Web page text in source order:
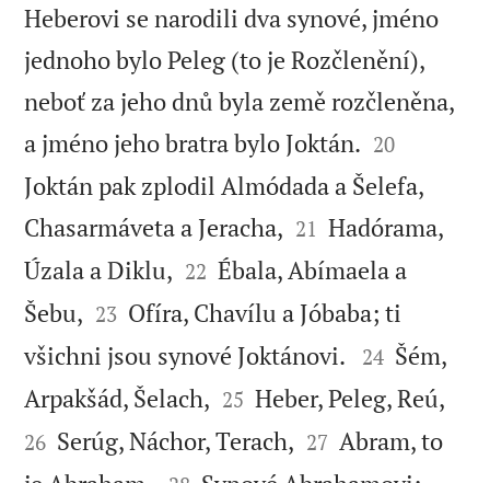
Heberovi se narodili dva synové, jméno
jednoho bylo Peleg (to je Rozčlenění),
neboť za jeho dnů byla země rozčleněna,
a jméno jeho bratra bylo Joktán. 

20
Joktán pak zplodil Almódada a Šelefa,
Chasarmáveta a Jeracha, 

21 Hadórama,
Úzala a Diklu, 

22 Ébala, Abímaela a
Šebu, 

23 Ofíra, Chavílu a Jóbaba; ti
všichni jsou synové Joktánovi. 

24 Šém,
Arpakšád, Šelach, 

25 Heber, Peleg, Reú,
26 Serúg, Náchor, Terach, 

27 Abram, to